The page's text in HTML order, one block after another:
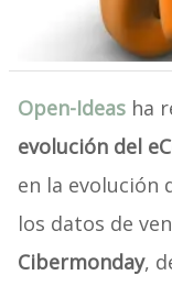
Open-Ideasha
evolución del
en la evolución
los datos de
Cibermonday,